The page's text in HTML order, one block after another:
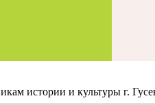
истории и культуры г.